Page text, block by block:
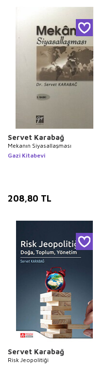
Servet Karabağ
Mekanın Siyasallaşması
Gazi Kitabevi
208,80 TL
Servet Karabağ
Risk Jeopolitiği